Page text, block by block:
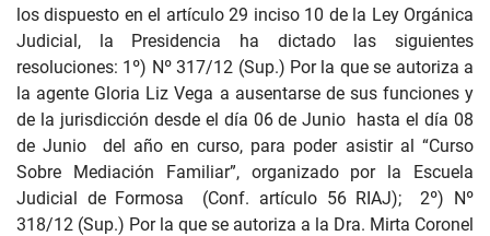
los dispuesto en el artículo 29 inciso 10 de la Ley Orgánica
Judicial, la Presidencia ha dictado las siguientes
resoluciones: 1º) Nº 317/12 (Sup.) Por la que se autoriza a
la agente Gloria Liz Vega a ausentarse de sus funciones y
de la jurisdicción desde el día 06 de Junio hasta el día 08
de Junio del año en curso, para poder asistir al “Curso
Sobre Mediación Familiar”, organizado por la Escuela
Judicial de Formosa (Conf. artículo 56 RIAJ); 2º) Nº
318/12 (Sup.) Por la que se autoriza a la Dra. Mirta Coronel